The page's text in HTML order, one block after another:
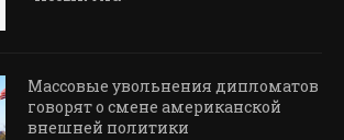
Массовые увольнения дипломатов
говорят о смене американской
внешней политики